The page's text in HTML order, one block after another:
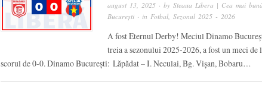
august 13, 2025 · by Steaua Libera | Cea mai
București · in Fotbal, Sezonul 2025 - 2026
A fost Eternul Derby! Meciul Dinamo
treia a sezonului 2025-2026, a fost un meci
scorul de 0-0. Dinamo București: Lăpădat – I. Neculai, Bg. Vișan, Bobaru…